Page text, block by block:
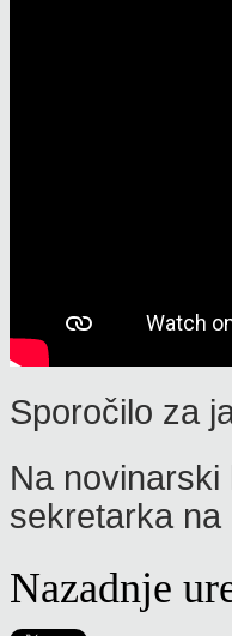
Sporočilo za
Na
sekretarka na
Nazadnje